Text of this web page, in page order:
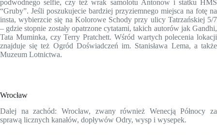
podwodnego selfie, czy też wrak samolotu Antonow i statku HMS
“Gruby”. Jeśli poszukujecie bardziej przyziemnego miejsca na fotę na
insta, wybierzcie się na Kolorowe Schody przy ulicy Tatrzańskiej 5/7
– gdzie stopnie zostały opatrzone cytatami, takich autorów jak Gandhi,
Tata Muminka, czy Terry Pratchett. Wśród wartych polecenia lokacji
znajduje się też Ogród Doświadczeń im. Stanisława Lema, a także
Muzeum Lotnictwa.
Wrocław
Dalej na zachód: Wrocław, zwany również Wenecją Północy za
sprawą licznych kanałów, dopływów Odry, wysp i wysepek.